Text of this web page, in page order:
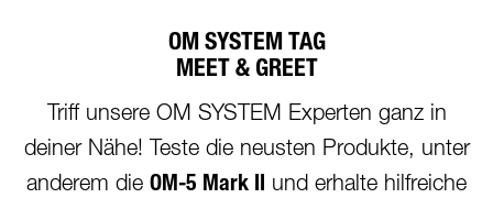
OM SYSTEM TAG
MEET & GREET
Triff unsere OM SYSTEM Experten ganz in
deiner Nähe! Teste die neusten Produkte, unter
anderem die OM-5 Mark II und erhalte hilfreiche